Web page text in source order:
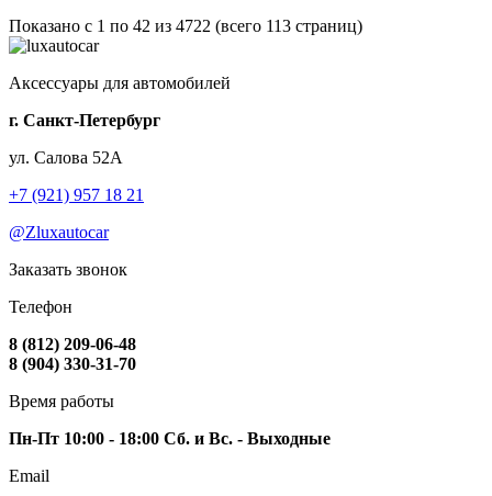
Показано с 1 по 42 из 4722 (всего 113 страниц)
Аксессуары для автомобилей
г. Санкт-Петербург
ул. Салова 52А
+7 (921) 957 18 21
@Zluxautocar
Заказать звонок
Телефон
8 (812) 209-06-48
8 (904) 330-31-70
Время работы
Пн-Пт 10:00 - 18:00 Сб. и Вс. - Выходные
Email